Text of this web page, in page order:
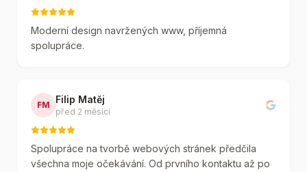
Moderní design navržených www, příjemná
spolupráce.
FM Filip Matěj
před 2 měsíci
Spolupráce na tvorbě webových stránek předčila
všechna moje očekávání. Od prvního kontaktu až po